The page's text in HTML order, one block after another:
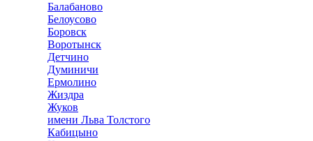
Балабаново
Белоусово
Боровск
Воротынск
Детчино
Думиничи
Ермолино
Жиздра
Жуков
имени Льва Толстого
Кабицыно